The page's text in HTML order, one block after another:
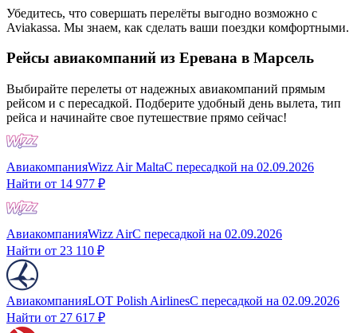
Убедитесь, что совершать перелёты выгодно возможно с
Aviakassa. Мы знаем, как сделать ваши поездки комфортными.
Рейсы авиакомпаний из Еревана в Марсель
Выбирайте перелеты от надежных авиакомпаний прямым
рейсом и с пересадкой. Подберите удобный день вылета, тип
рейса и начинайте свое путешествие прямо сейчас!
АвиакомпанияWizz Air MaltaС пересадкой на 02.09.2026
Найти от 14 977 ₽
АвиакомпанияWizz AirС пересадкой на 02.09.2026
Найти от 23 110 ₽
АвиакомпанияLOT Polish AirlinesС пересадкой на 02.09.2026
Найти от 27 617 ₽